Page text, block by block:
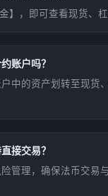
】，即可查看现货、
账户吗？
中的资产划转至现货
接交易？
管理，确保法币交易